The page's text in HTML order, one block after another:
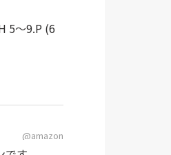
5～9.P (6
@amazon